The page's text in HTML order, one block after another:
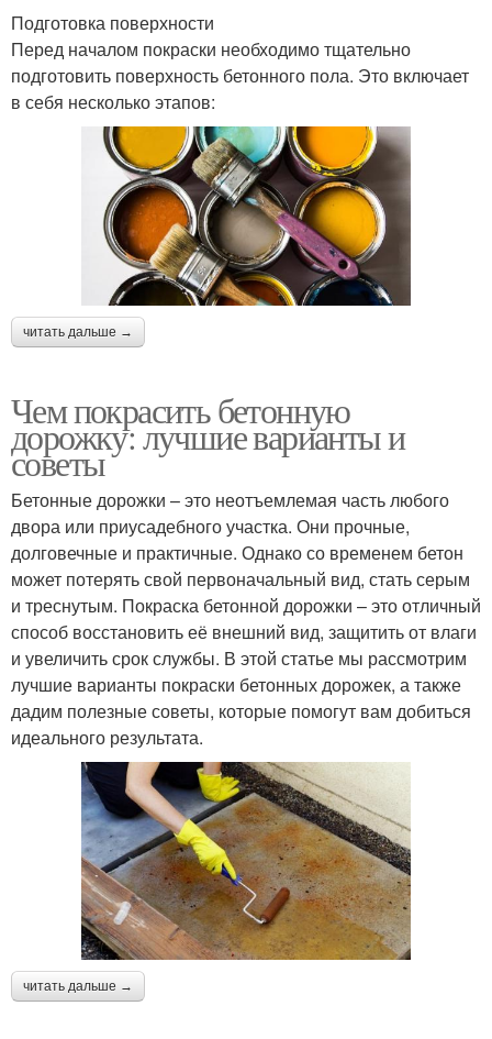
Подготовка поверхности
Перед началом покраски необходимо тщательно
подготовить поверхность бетонного пола. Это включает
в себя несколько этапов:
читать дальше →
Чем покрасить бетонную
дорожку: лучшие варианты и
советы
Бетонные дорожки – это неотъемлемая часть любого
двора или приусадебного участка. Они прочные,
долговечные и практичные. Однако со временем бетон
может потерять свой первоначальный вид, стать серым
и треснутым. Покраска бетонной дорожки – это отличный
способ восстановить её внешний вид, защитить от влаги
и увеличить срок службы. В этой статье мы рассмотрим
лучшие варианты покраски бетонных дорожек, а также
дадим полезные советы, которые помогут вам добиться
идеального результата.
читать дальше →